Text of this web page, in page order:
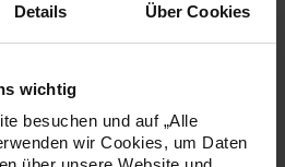
Details Über Cookies
wichtig
besuchen und auf „Alle
wir Cookies, um Daten
für Kindergeburtstage, sondern
Silvesterpartys,
Hochzeiten und viele